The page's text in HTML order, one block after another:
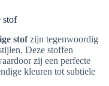
stof
stofzijn tegenwoordig
Deze stoffen
zij een perfecte
kleuren tot subtiele